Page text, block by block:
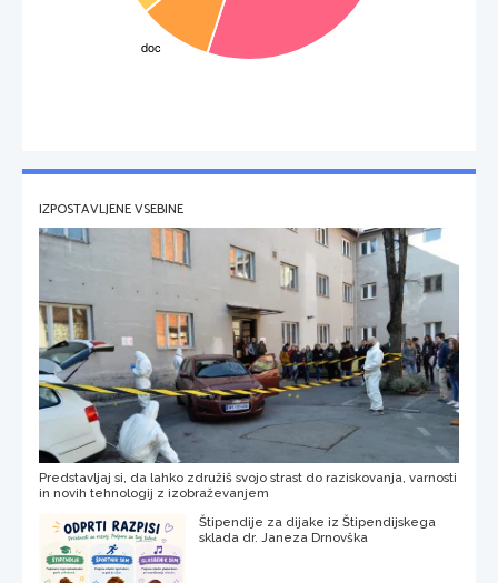
IZPOSTAVLJENE VSEBINE
Predstavljaj si, da lahko združiš svojo strast do raziskovanja, varnosti
in novih tehnologij z izobraževanjem
Štipendije za dijake iz Štipendijskega
sklada dr. Janeza Drnovška